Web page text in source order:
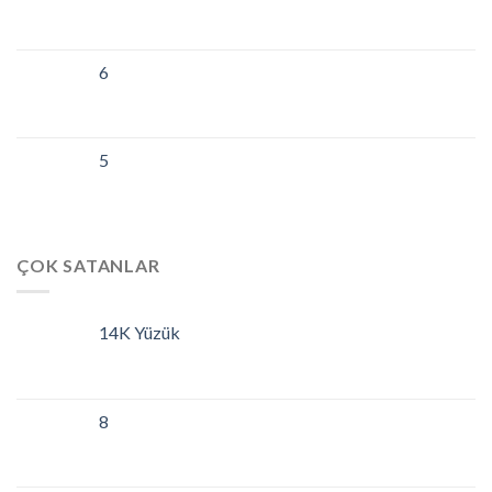
6
5
ÇOK SATANLAR
14K Yüzük
8